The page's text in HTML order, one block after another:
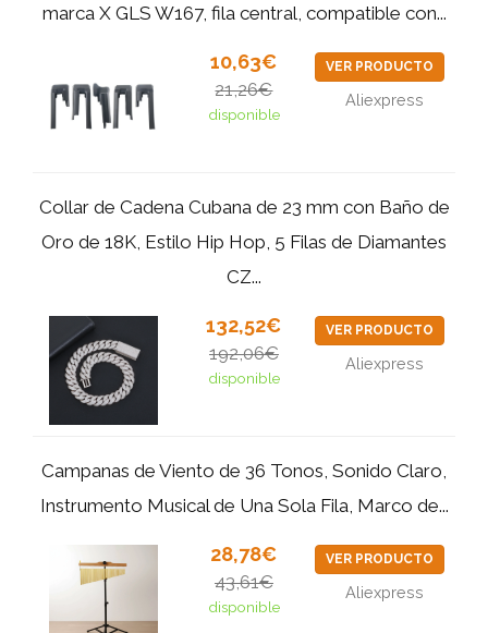
marca X GLS W167, fila central, compatible con...
10,63€
21,26€
disponible
VER PRODUCTO
Aliexpress
Collar de Cadena Cubana de 23 mm con Baño de
Oro de 18K, Estilo Hip Hop, 5 Filas de Diamantes
CZ...
132,52€
192,06€
disponible
VER PRODUCTO
Aliexpress
Campanas de Viento de 36 Tonos, Sonido Claro,
Instrumento Musical de Una Sola Fila, Marco de...
28,78€
43,61€
disponible
VER PRODUCTO
Aliexpress